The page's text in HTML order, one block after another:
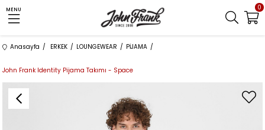
MENU 0
Anasayfa ERKEK LOUNGEWEAR PİJAMA
John Frank Identity Pijama Takımı - Space